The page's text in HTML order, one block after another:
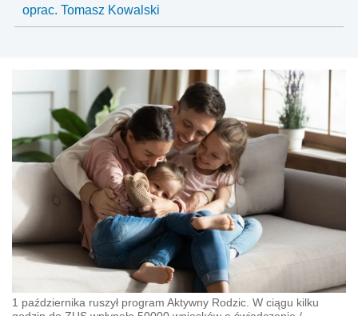
oprac. Tomasz Kowalski
1 października ruszył program Aktywny Rodzic. W ciągu kilku